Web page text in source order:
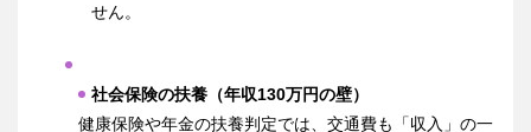
せん。
社会保険の扶養（年収130万円の壁）
健康保険や年金の扶養判定では、交通費も「収入」の一